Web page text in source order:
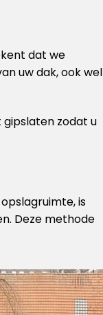
dat we
uw dak, ook wel
zodat u
is
Deze methode